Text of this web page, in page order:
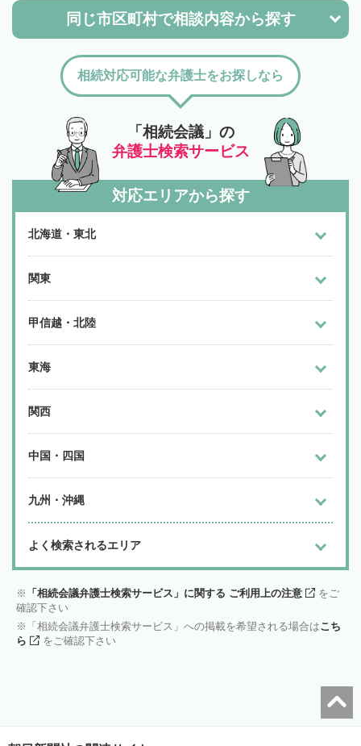
同じ市区町村で相談内容から探す
「相続会議」の
弁護士検索サービス
相続対応可能な弁護士をお探しなら
対応エリアから探す
北海道・東北
関東
甲信越・北陸
東海
関西
中国・四国
九州・沖縄
よく検索されるエリア
「相続会議弁護士検索サービス」に関する ご利用上の注意
をご
確認下さい
「相続会議弁護士検索サービス」への掲載を希望される場合はこち
ら
をご確認下さい